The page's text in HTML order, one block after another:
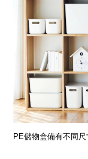
PE儲物盒備有不同尺